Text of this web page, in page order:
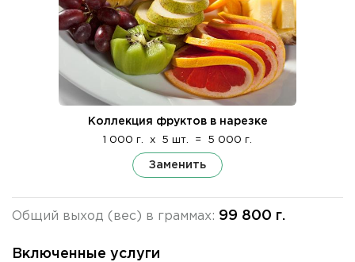
Коллекция фруктов в нарезке
1 000 г. x 5 шт. = 5 000 г.
Заменить
Общий выход (вес) в граммах: 99 800 г.
Включенные услуги